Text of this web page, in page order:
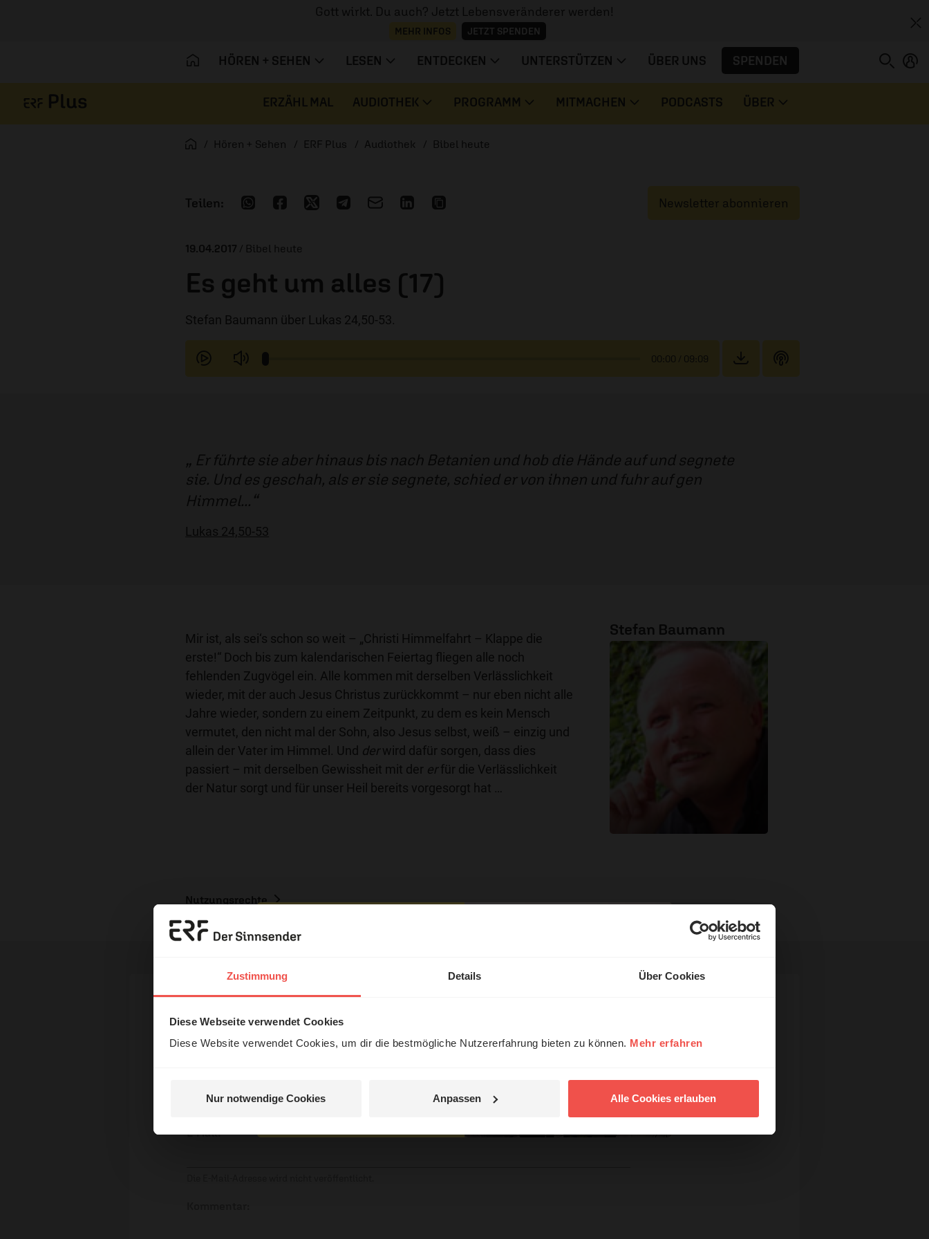
Zustimmung Details Über Cookies
Diese Webseite verwendet Cookies
Diese Website verwendet Cookies, um dir die bestmögliche Nutzererfahrung bieten zu können. Mehr erfahren
Nur notwendige Cookies Anpassen Alle Cookies erlauben
Gott wirkt. Du auch? Jetzt Lebensveränderer werden!
MEHR INFOS JETZT SPENDEN
HÖREN + SEHEN LESEN ENTDECKEN UNTERSTÜTZEN ÜBER UNS SPENDEN
ERZÄHL MAL AUDIOTHEK PROGRAMM MITMACHEN PODCASTS ÜBER
Startseite
Hören + Sehen ERF Plus Audiothek Bibel heute
Newsletter abonnieren
19.04.2017 / Bibel heute
Es geht um alles (17)
Stefan Baumann über Lukas 24,50-53.
00:00 / 09:09
Er führte sie aber hinaus bis nach Betanien und hob die Hände auf und segnete
sie. Und es geschah, als er sie segnete, schied er von ihnen und fuhr auf gen
Himmel...
Lukas 24,50-53
Mir ist, als sei‘s schon so weit – „Christi Himmelfahrt – Klappe die
erste!“ Doch bis zum kalendarischen Feiertag fliegen alle noch
fehlenden Zugvögel ein. Alle kommen mit derselben Verlässlichkeit
wieder, mit der auch Jesus Christus zurückkommt – nur eben nicht alle
Jahre wieder, sondern zu einem Zeitpunkt, zu dem es kein Mensch
vermutet, den nicht mal der Sohn, also Jesus selbst, weiß – einzig und
allein der Vater im Himmel. Und derwird dafür sorgen, dass dies
passiert – mit derselben Gewissheit mit der erfür die Verlässlichkeit
der Natur sorgt und für unser Heil bereits vorgesorgt hat …
Stefan Baumann
Nutzungsrechte
Ihr Kommentar
E-Mail:
Erzähl mal!
Das erleben unsere Hörerinnen
und Hörer mit Gott ...
Jetzt Geschichten